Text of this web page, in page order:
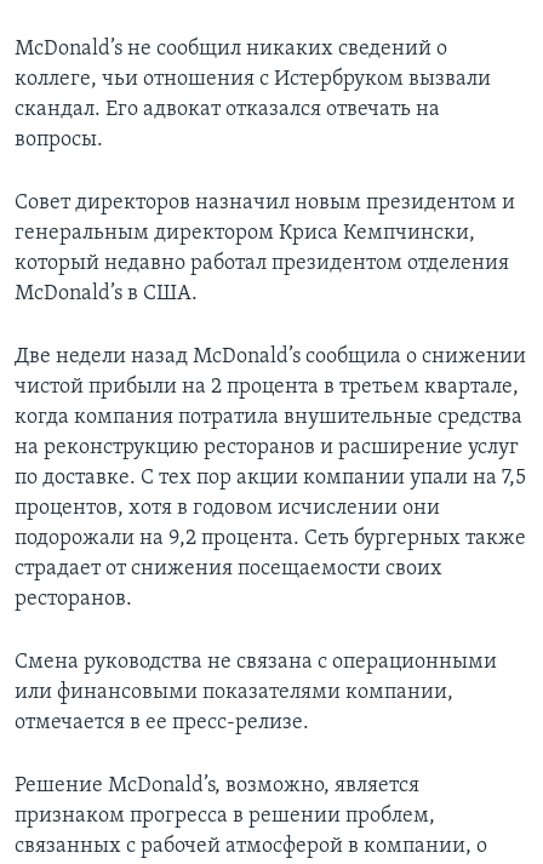
McDonald’s не сообщил никаких сведений о
коллеге, чьи отношения с Истербруком вызвали
скандал. Его адвокат отказался отвечать на
вопросы.
Совет директоров назначил новым президентом и
генеральным директором Криса Кемпчински,
который недавно работал президентом отделения
McDonald’s в США.
Две недели назад McDonald’s сообщила о снижении
чистой прибыли на 2 процента в третьем квартале,
когда компания потратила внушительные средства
на реконструкцию ресторанов и расширение услуг
по доставке. С тех пор акции компании упали на 7,5
процентов, хотя в годовом исчислении они
подорожали на 9,2 процента. Сеть бургерных также
страдает от снижения посещаемости своих
ресторанов.
Смена руководства не связана с операционными
или финансовыми показателями компании,
отмечается в ее пресс-релизе.
Решение McDonald’s, возможно, является
признаком прогресса в решении проблем,
связанных с рабочей атмосферой в компании, о